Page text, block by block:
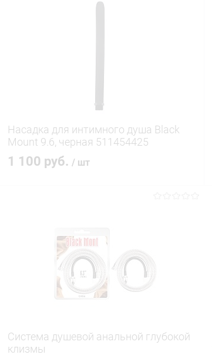
Насадка для интимного душа Black
Mount 9.6, черная 511454425
1 100 руб. / шт
Купить в 1 клик
В избранное В наличии
Система душевой анальной глубокой
клизмы